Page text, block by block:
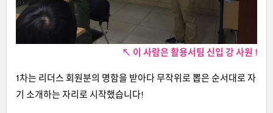
↖ 이 사람은 활용서팀 신입 강 사원 !
1차는 리더스 회원분의 명함을 받아다 무작위로 뽑은 순서대로 자
기 소개하는 자리로 시작했습니다!